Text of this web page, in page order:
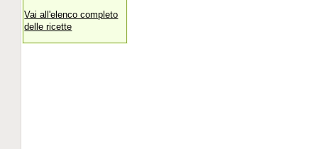
Vai all'elenco completo
delle ricette